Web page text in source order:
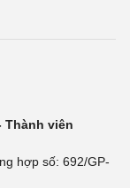
Thành viên
hợp số: 692/GP-